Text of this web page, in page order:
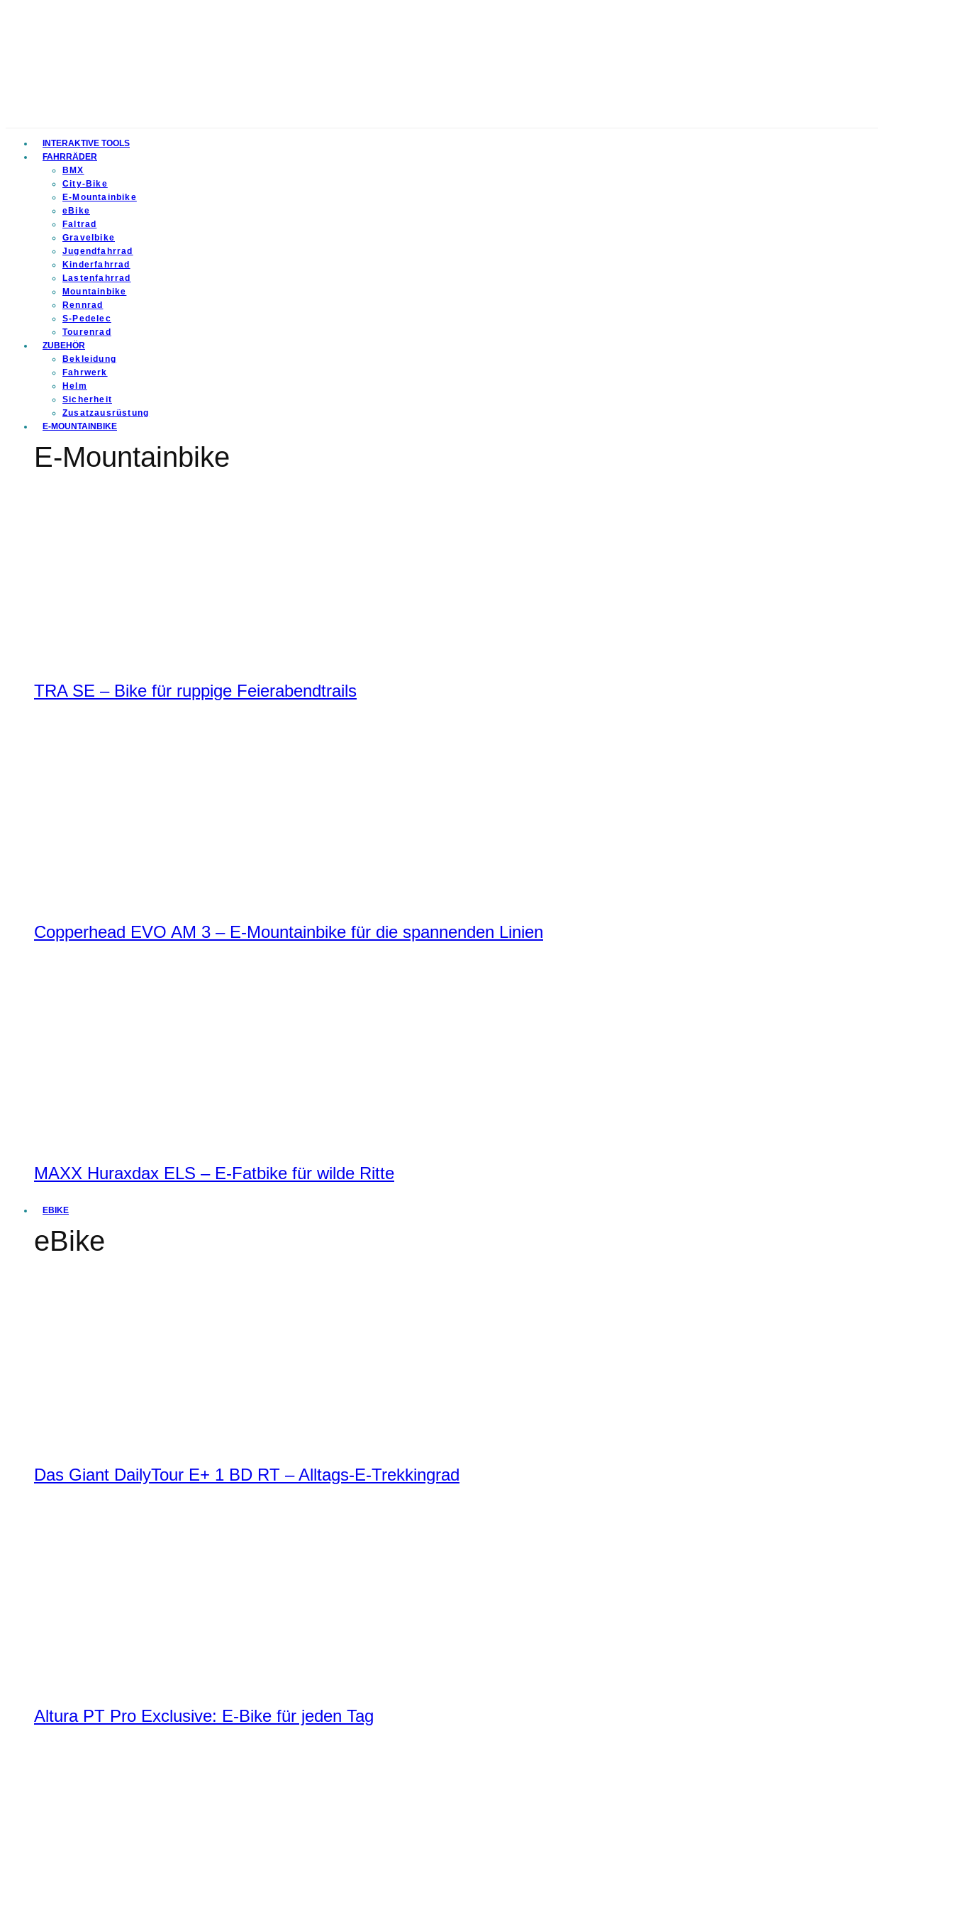
INTERAKTIVE TOOLS
FAHRRÄDER
BMX
City-Bike
E-Mountainbike
eBike
Faltrad
Gravelbike
Jugendfahrrad
Kinderfahrrad
Lastenfahrrad
Mountainbike
Rennrad
S-Pedelec
Tourenrad
ZUBEHÖR
Bekleidung
Fahrwerk
Helm
Sicherheit
Zusatzausrüstung
E-MOUNTAINBIKE
E-Mountainbike
TRA SE – Bike für ruppige Feierabendtrails
Copperhead EVO AM 3 – E-Mountainbike für die spannenden Linien
MAXX Huraxdax ELS – E-Fatbike für wilde Ritte
EBIKE
eBike
Das Giant DailyTour E+ 1 BD RT – Alltags-E-Trekkingrad
Altura PT Pro Exclusive: E-Bike für jeden Tag